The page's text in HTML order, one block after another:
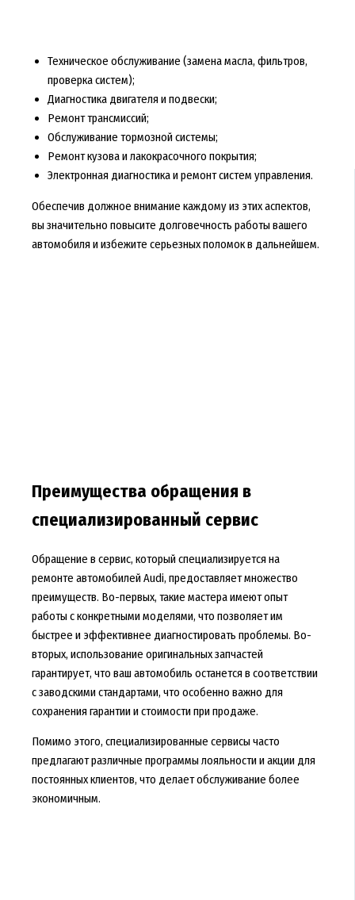
Техническое обслуживание (замена масла, фильтров,
проверка систем);
Диагностика двигателя и подвески;
Ремонт трансмиссий;
Обслуживание тормозной системы;
Ремонт кузова и лакокрасочного покрытия;
Электронная диагностика и ремонт систем управления.
Обеспечив должное внимание каждому из этих аспектов,
вы значительно повысите долговечность работы вашего
автомобиля и избежите серьезных поломок в дальнейшем.
Преимущества обращения в
специализированный сервис
Обращение в сервис, который специализируется на
ремонте автомобилей Audi, предоставляет множество
преимуществ. Во-первых, такие мастера имеют опыт
работы с конкретными моделями, что позволяет им
быстрее и эффективнее диагностировать проблемы. Во-
вторых, использование оригинальных запчастей
гарантирует, что ваш автомобиль останется в соответствии
с заводскими стандартами, что особенно важно для
сохранения гарантии и стоимости при продаже.
Помимо этого, специализированные сервисы часто
предлагают различные программы лояльности и акции для
постоянных клиентов, что делает обслуживание более
экономичным.